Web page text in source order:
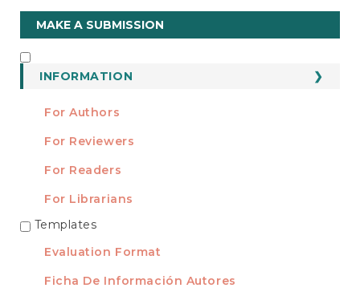
Make
a
Submission
MAKE A SUBMISSION
INFORMATION
For Authors
For Reviewers
For Readers
For Librarians
TEMPLATES
Templates
Evaluation Format
Ficha De Información Autores